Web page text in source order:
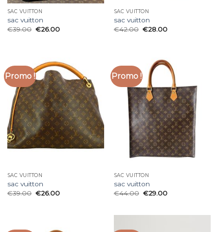
SAC VUITTON
sac vuitton
€39.00 €26.00
SAC VUITTON
sac vuitton
€42.00 €28.00
Promo !
SAC VUITTON
sac vuitton
€39.00 €26.00
Promo !
SAC VUITTON
sac vuitton
€44.00 €29.00